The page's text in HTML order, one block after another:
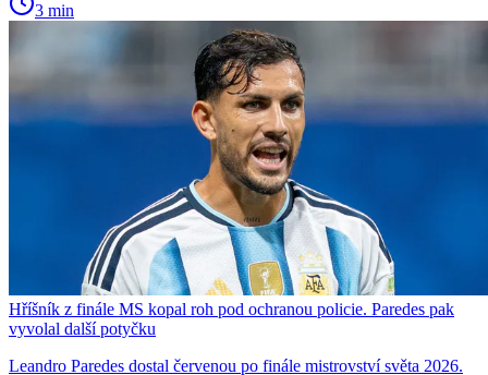
3 min
Hříšník z finále MS kopal roh pod ochranou policie. Paredes pak
vyvolal další potyčku
Leandro Paredes dostal červenou po finále mistrovství světa 2026.